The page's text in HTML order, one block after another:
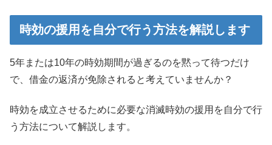
時効の援用を自分で行う方法を解説します
5年または10年の時効期間が過ぎるのを黙って待つだけ
で、借金の返済が免除されると考えていませんか？
時効を成立させるために必要な消滅時効の援用を自分で行
う方法について解説します。